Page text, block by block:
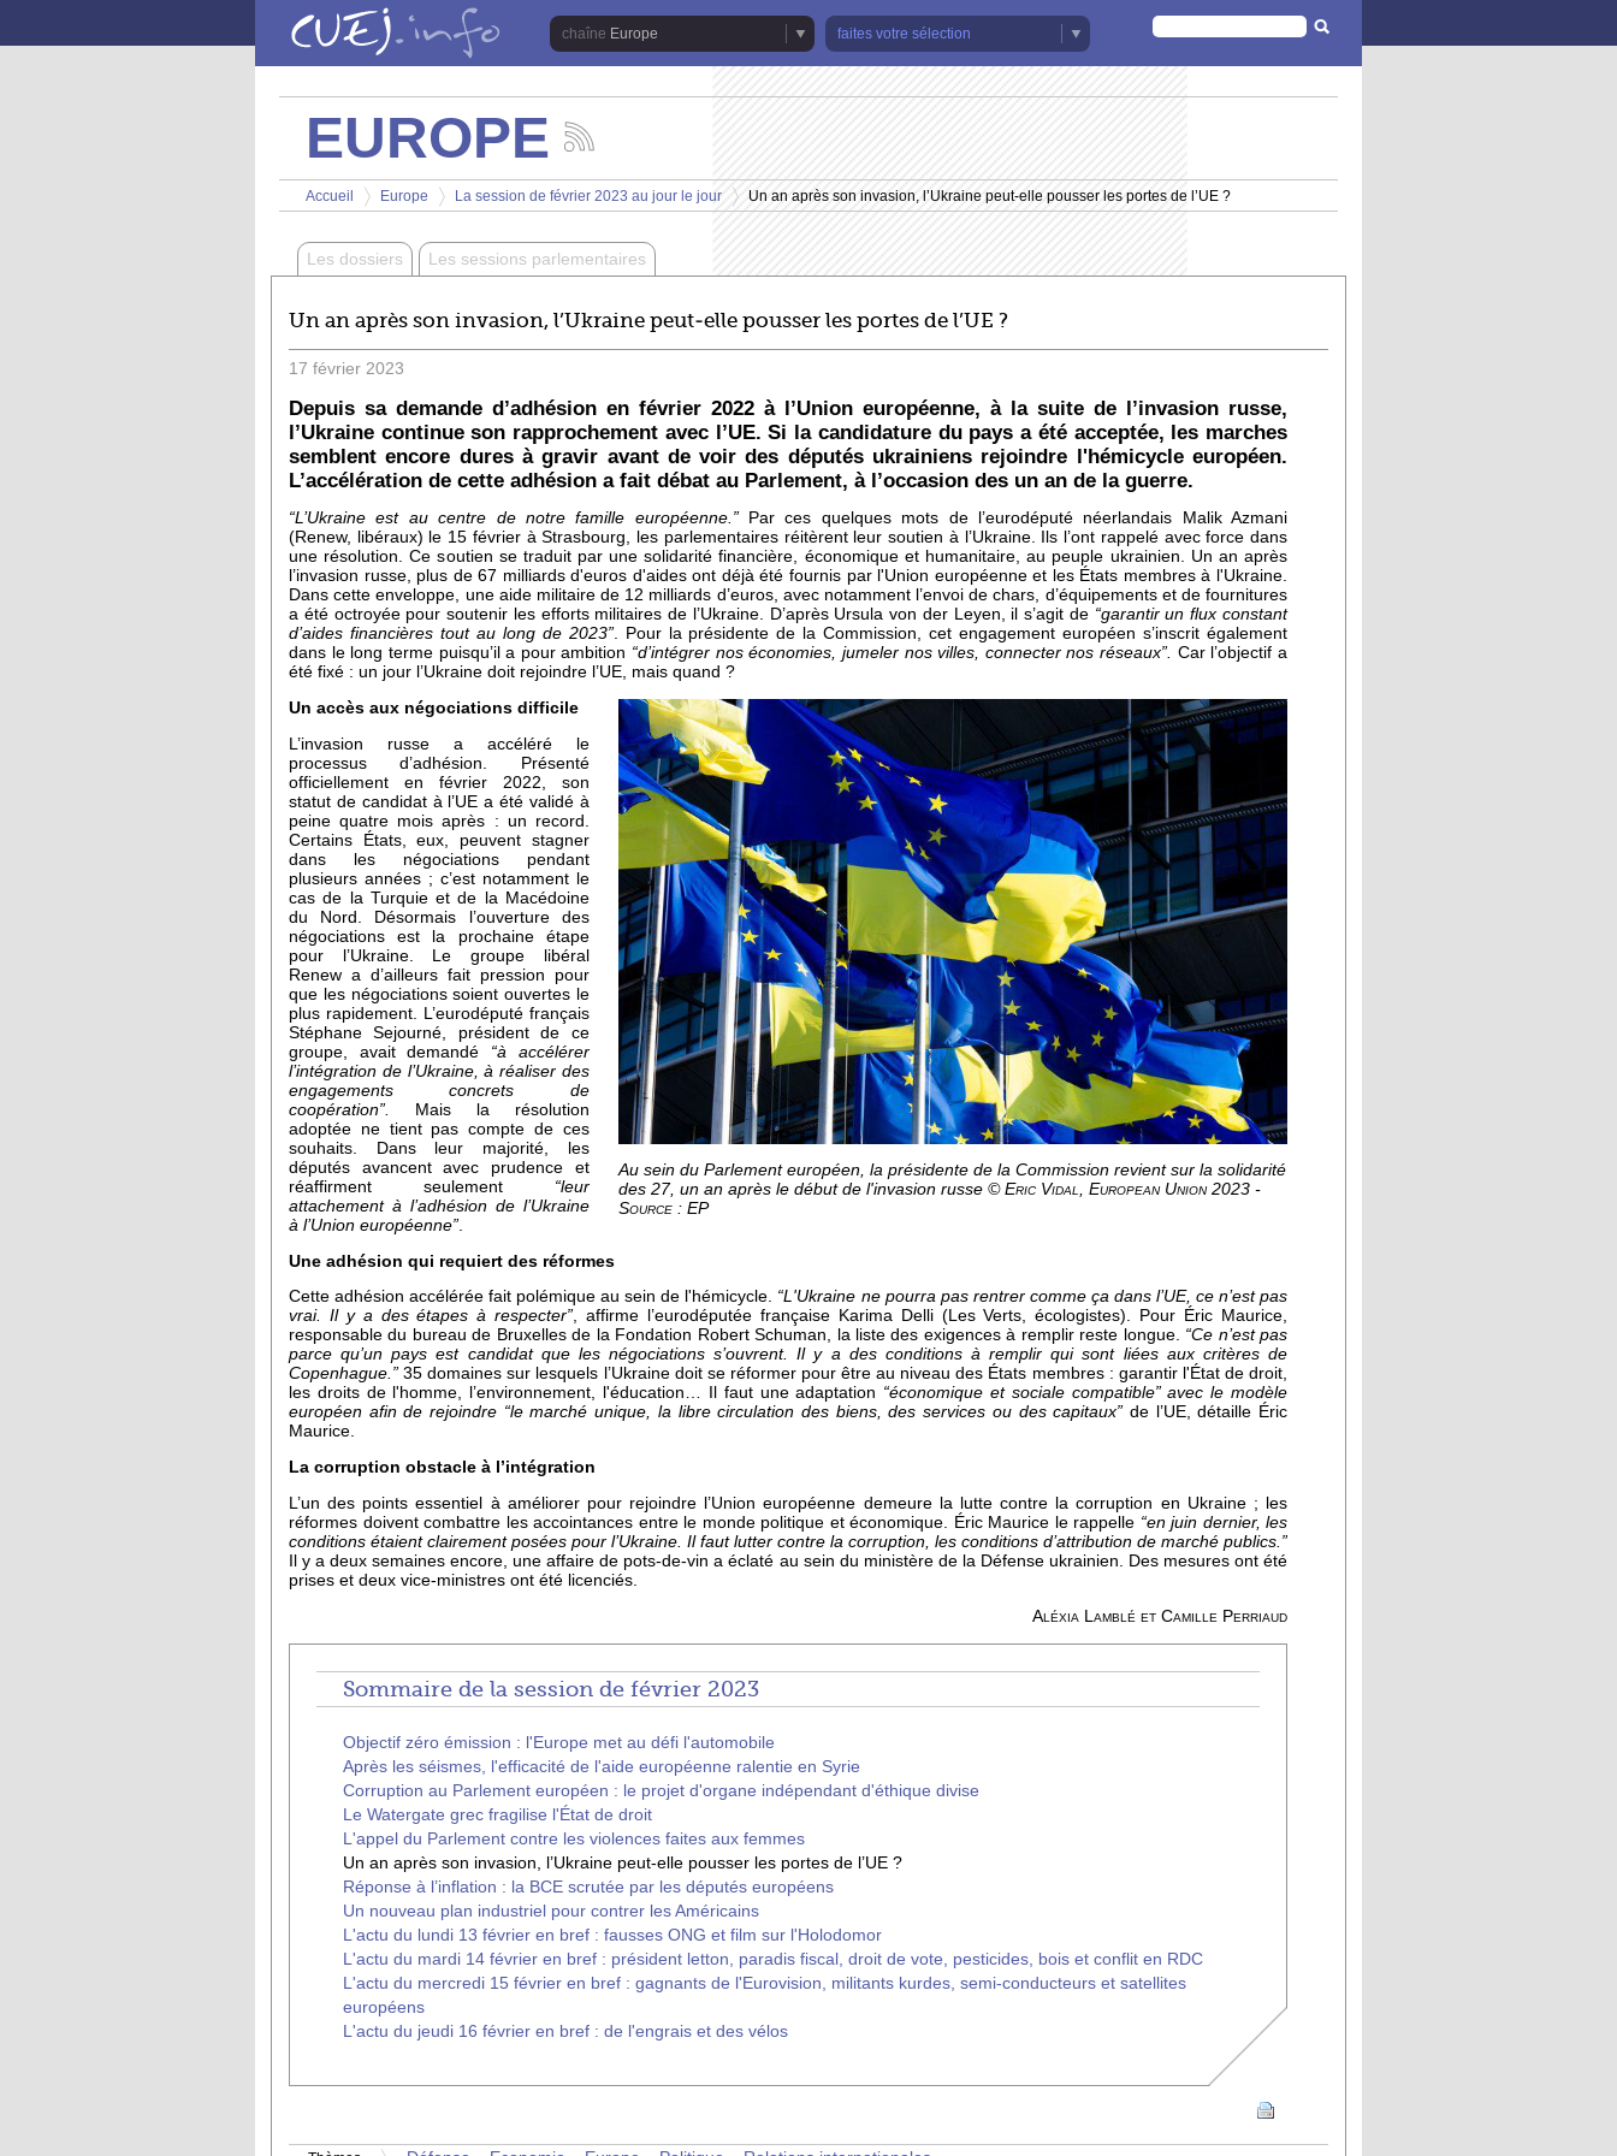
Europe
faites votre sélection
FORMULAIRE
DE
RECHERCHE
EUROPE
les
actualités
de
chaîne
Europe
Vous êtes ici
Accueil
>
Europe
>
La session de février 2023 au jour le jour
>
Un an après son invasion, l’Ukraine peut-elle pousser les portes de l’UE ?
Les dossiers Les sessions parlementaires
Un an après son invasion, l’Ukraine peut-elle pousser les portes de l’UE ?
17 février 2023
Depuis sa demande d’adhésion en février 2022 à l’Union européenne, à la suite de l’invasion russe,
l’Ukraine continue son rapprochement avec l’UE. Si la candidature du pays a été acceptée, les marches
semblent encore dures à gravir avant de voir des députés ukrainiens rejoindre l'hémicycle européen.
L’accélération de cette adhésion a fait débat au Parlement, à l’occasion des un an de la guerre.
“L’Ukraine est au centre de notre famille européenne.”Par ces quelques mots de l’eurodéputé néerlandais Malik Azmani
(Renew, libéraux) le 15 février à Strasbourg, les parlementaires réitèrent leur soutien à l’Ukraine. Ils l’ont rappelé avec force dans
une résolution. Ce soutien se traduit par une solidarité financière, économique et humanitaire, au peuple ukrainien. Un an après
l’invasion russe, plus de 67 milliards d'euros d'aides ont déjà été fournis par l'Union européenne et les États membres à l'Ukraine.
Dans cette enveloppe, une aide militaire de 12 milliards d’euros, avec notamment l’envoi de chars, d’équipements et de fournitures
a été octroyée pour soutenir les efforts militaires de l’Ukraine. D’après Ursula von der Leyen, il s’agit de “garantir un flux constant
d’aides financières tout au long de 2023”. Pour la présidente de la Commission, cet engagement européen s’inscrit également
dans le long terme puisqu’il a pour ambition “d’intégrer nos économies, jumeler nos villes, connecter nos réseaux”. Car l’objectif a
été fixé : un jour l’Ukraine doit rejoindre l’UE, mais quand ?
Un accès aux négociations difficile
L’invasion russe a accéléré le
processus d’adhésion. Présenté
officiellement en février 2022, son
statut de candidat à l’UE a été validé à
peine quatre mois après : un record.
Certains États, eux, peuvent stagner
dans les négociations pendant
plusieurs années ; c’est notamment le
cas de la Turquie et de la Macédoine
du Nord. Désormais l’ouverture des
négociations est la prochaine étape
pour l’Ukraine. Le groupe libéral
Renew a d’ailleurs fait pression pour
que les négociations soient ouvertes le
plus rapidement. L’eurodéputé français
Stéphane Sejourné, président de ce
groupe, avait demandé “à accélérer
l’intégration de l’Ukraine, à réaliser des
engagements concrets de
coopération”.
Mais la résolution
adoptée ne tient pas compte de ces
souhaits. Dans leur majorité, les
députés avancent avec prudence et
réaffirment seulement “leur
attachement à l’adhésion de l’Ukraine
à l’Union européenne”
Au sein du Parlement européen, la présidente de la Commission revient sur la solidarité
des 27, un an après le début de l'invasion russe © Eric Vidal, European Union 2023 -
Source : EP
Une adhésion qui requiert des réformes
Cette adhésion accélérée fait polémique au sein de l'hémicycle. “L'Ukraine ne pourra pas rentrer comme ça dans l’UE, ce n’est pas
vrai. Il y a des étapes à respecter”, affirme l’eurodéputée française Karima Delli (Les Verts, écologistes). Pour Éric Maurice,
responsable du bureau de Bruxelles de la Fondation Robert Schuman, la liste des exigences à remplir reste longue. “Ce n’est pas
parce qu’un pays est candidat que les négociations s’ouvrent. Il y a des conditions à remplir qui sont liées aux critères de
Copenhague.” 35 domaines sur lesquels l’Ukraine doit se réformer pour être au niveau des États membres : garantir l'État de droit,
les droits de l'homme, l’environnement, l'éducation… Il faut une adaptation “économique et sociale compatible” avec le modèle
européen afin de rejoindre “le marché unique, la libre circulation des biens, des services ou des capitaux” de l’UE, détaille Éric
Maurice.
La corruption obstacle à l’intégration
L’un des points essentiel à améliorer pour rejoindre l’Union européenne demeure la lutte contre la corruption en Ukraine ; les
réformes doivent combattre les accointances entre le monde politique et économique. Éric Maurice le rappelle “en juin dernier, les
conditions étaient clairement posées pour l’Ukraine. Il faut lutter contre la corruption, les conditions d’attribution de marché publics.”
Il y a deux semaines encore, une affaire de pots-de-vin a éclaté au sein du ministère de la Défense ukrainien. Des mesures ont été
prises et deux vice-ministres ont été licenciés.
Aléxia Lamblé et Camille Perriaud
Sommaire de la session de février 2023
Objectif zéro émission : l'Europe met au défi l'automobile
Après les séismes, l'efficacité de l'aide européenne ralentie en Syrie
Corruption au Parlement européen : le projet d'organe indépendant d'éthique divise
Le Watergate grec fragilise l'État de droit
L'appel du Parlement contre les violences faites aux femmes
Un an après son invasion, l’Ukraine peut-elle pousser les portes de l’UE ?
Réponse à l’inflation : la BCE scrutée par les députés européens
Un nouveau plan industriel pour contrer les Américains
L'actu du lundi 13 février en bref : fausses ONG et film sur l'Holodomor
L'actu du mardi 14 février en bref : président letton, paradis fiscal, droit de vote, pesticides, bois et conflit en RDC
L'actu du mercredi 15 février en bref : gagnants de l'Eurovision, militants kurdes, semi-conducteurs et satellites
européens
L'actu du jeudi 16 février en bref : de l'engrais et des vélos